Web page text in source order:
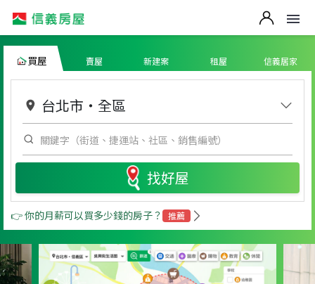
買屋 賣屋 新建案 租屋 信義居家
台北市 ・ 全區
找好屋
👉 你的月薪可以買多少錢的房子？ 推薦